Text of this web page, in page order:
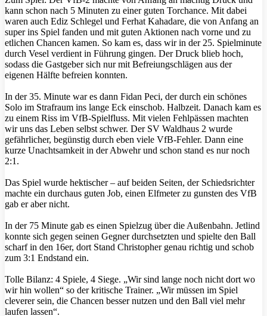
kann schon nach 5 Minuten zu einer guten Torchance. Mit dabei
waren auch Ediz Schlegel und Ferhat Kahadare, die von Anfang an
super ins Spiel fanden und mit guten Aktionen nach vorne und zu
etlichen Chancen kamen. So kam es, dass wir in der 25. Spielminute
durch Vesel verdient in Führung gingen. Der Druck blieb hoch,
sodass die Gastgeber sich nur mit Befreiungschlägen aus der
eigenen Hälfte befreien konnten.
In der 35. Minute war es dann Fidan Peci, der durch ein schönes
Solo im Strafraum ins lange Eck einschob. Halbzeit. Danach kam es
zu einem Riss im VfB-Spielfluss. Mit vielen Fehlpässen machten
wir uns das Leben selbst schwer. Der SV Waldhaus 2 wurde
gefährlicher, begünstig durch eben viele VfB-Fehler. Dann eine
kurze Unachtsamkeit in der Abwehr und schon stand es nur noch
2:1.
Das Spiel wurde hektischer – auf beiden Seiten, der Schiedsrichter
machte ein durchaus guten Job, einen Elfmeter zu gunsten des VfB
gab er aber nicht.
In der 75 Minute gab es einen Spielzug über die Außenbahn. Jetlind
konnte sich gegen seinen Gegner durchsetzten und spielte den Ball
scharf in den 16er, dort Stand Christopher genau richtig und schob
zum 3:1 Endstand ein.
Tolle Bilanz: 4 Spiele, 4 Siege. „Wir sind lange noch nicht dort wo
wir hin wollen“ so der kritische Trainer. „Wir müssen im Spiel
cleverer sein, die Chancen besser nutzen und den Ball viel mehr
laufen lassen“.